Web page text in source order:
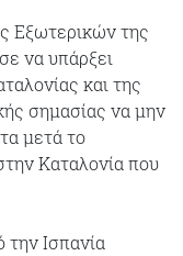
Εξωτερικών της
να υπάρξει
και της
σημασίας να μην
μετά το
Καταλονία που
Ισπανία